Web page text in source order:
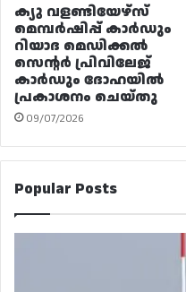
ക്യു വളണ്ടിയേഴ്‌സ്
മെമ്പർഷിപ്പ് കാർഡും
റിയാദ മെഡിക്കൽ
സെന്റർ പ്രിവിലേജ്
കാർഡും ദോഹയിൽ
പ്രകാശനം ചെയ്തു
09/07/2026
Popular Posts